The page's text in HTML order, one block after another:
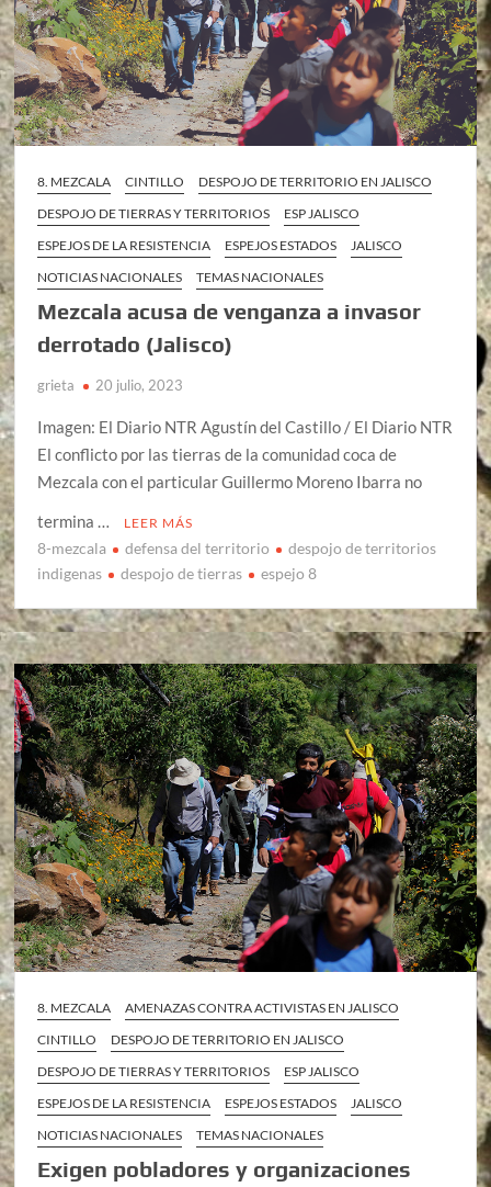
8. MEZCALA CINTILLO
DESPOJO DE TERRITORIO EN JALISCO
DESPOJO DE TIERRAS Y TERRITORIOS
ESP JALISCO
ESPEJOS DE LA RESISTENCIA
ESPEJOS ESTADOS
JALISCO
NOTICIAS NACIONALES
TEMAS NACIONALES
Mezcala acusa de venganza a invasor
derrotado (Jalisco)
grieta 20 julio, 2023
Imagen: El Diario NTR Agustín del Castillo / El Diario NTR
El conflicto por las tierras de la comunidad coca de
Mezcala con el particular Guillermo Moreno Ibarra no
termina …
LEER MÁS
8-mezcala defensa del territorio
despojo de territorios
indigenas
despojo de tierras espejo 8
8. MEZCALA
AMENAZAS CONTRA ACTIVISTAS EN JALISCO
CINTILLO
DESPOJO DE TERRITORIO EN JALISCO
DESPOJO DE TIERRAS Y TERRITORIOS
ESP JALISCO
ESPEJOS DE LA RESISTENCIA
ESPEJOS ESTADOS
JALISCO
NOTICIAS NACIONALES
TEMAS NACIONALES
Exigen pobladores y organizaciones